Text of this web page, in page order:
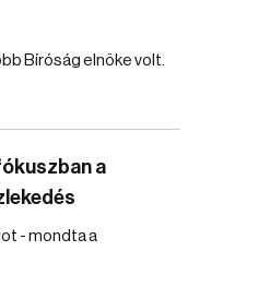
Bíróság elnöke volt.
a
- mondta a